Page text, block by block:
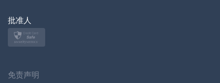
批准人
免责声明